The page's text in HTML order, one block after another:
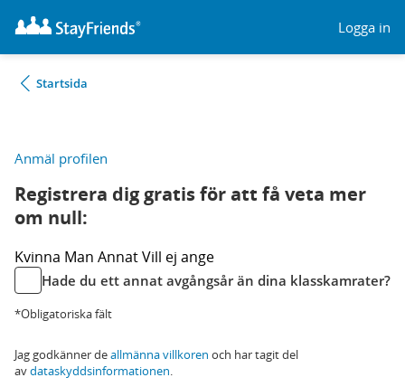
Logga in
Startsida
Anmäl profilen
Registrera dig gratis för att få veta mer
om null:
Kvinna Man AnnatVill ej ange
Hade du ett annat avgångsår än dina klasskamrater?
*Obligatoriska fält
Jag godkänner deallmänna villkoren och har tagit del
avdataskyddsinformationen.